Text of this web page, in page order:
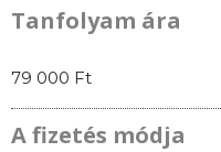
Tanfolyam ára
79 000 Ft
A fizetés módja